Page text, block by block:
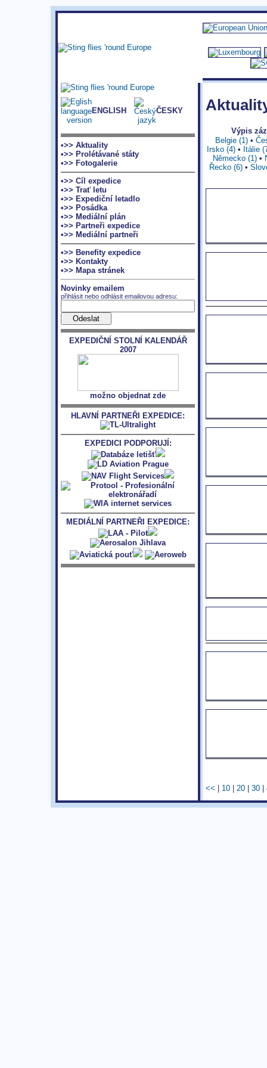
ENGLISH ČESKY
•>> Aktuality
•>> Prolétávané státy
•>> Fotogalerie
•>> Cíl expedice
•>> Trať letu
•>> Expediční letadlo
•>> Posádka
•>> Mediální plán
•>> Partneři expedice
•>> Mediální partneři
•>> Benefity expedice
•>> Kontakty
•>> Mapa stránek
Novinky emailem
přihlásit nebo odhlásit emailovou adresu:
EXPEDIČNÍ STOLNÍ KALENDÁŘ
2007
možno objednat zde
HLAVNÍ PARTNEŘI EXPEDICE:
EXPEDICI PODPORUJÍ:
MEDIÁLNÍ PARTNEŘI EXPEDICE:
Výpis
Belgie (1)•
Irsko (4)• Itálie
Německo (1)•
Řecko (6) •
<< 10 20 30